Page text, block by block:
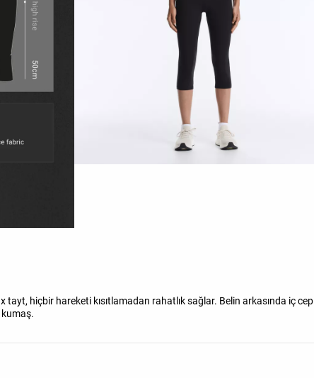
tayt, hiçbir hareketi kısıtlamadan rahatlık sağlar. Belin arkasında iç cep
kumaş.